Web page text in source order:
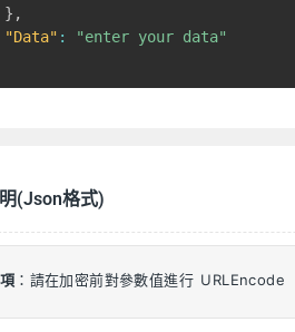
} ,
"Data" :
"enter your data"
(Json格式)
：請在加密前對參數值進行 URLEncode